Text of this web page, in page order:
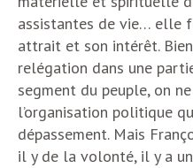
assistantes de vie… elle
attrait et son intérêt.
relégation dans une
segment du peuple, on
l’organisation politique
dépassement. Mais
il y de la volonté, il y a